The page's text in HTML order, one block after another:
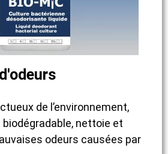
de l’environnement,
nettoie et
odeurs causées par